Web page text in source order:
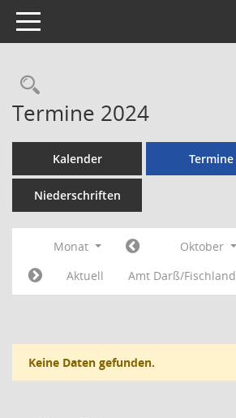
Toggle navigation
Rechercheauswahl
Termine 2024
Kalender Termine
Niederschriften
Monat Oktober
Aktuell
Amt Darß/Fischland
Keine Daten gefunden.